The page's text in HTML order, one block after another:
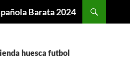
Barata 2024
huesca futbol